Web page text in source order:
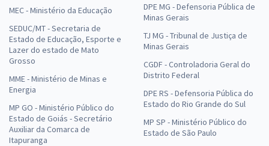
MEC - Ministério da Educação
SEDUC/MT - Secretaria de
Estado de Educação, Esporte e
Lazer do estado de Mato
Grosso
MME - Ministério de Minas e
Energia
MP GO - Ministério Público do
Estado de Goiás - Secretário
Auxiliar da Comarca de
Itapuranga
DPE MG - Defensoria Pública de
Minas Gerais
TJ MG - Tribunal de Justiça de
Minas Gerais
CGDF - Controladoria Geral do
Distrito Federal
DPE RS - Defensoria Pública do
Estado do Rio Grande do Sul
MP SP - Ministério Público do
Estado de São Paulo